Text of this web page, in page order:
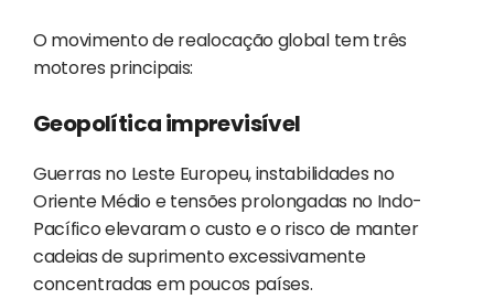
O movimento de realocação global tem três
motores principais:
Geopolítica imprevisível
Guerras no Leste Europeu, instabilidades no
Oriente Médio e tensões prolongadas no Indo-
Pacífico elevaram o custo e o risco de manter
cadeias de suprimento excessivamente
concentradas em poucos países.